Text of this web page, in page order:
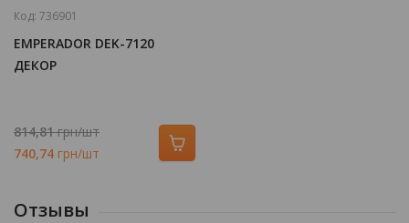
Код: 736901
EMPERADOR DEK-7120
ДЕКОР
814,81грн/шт
740,74 грн/шт
Отзывы